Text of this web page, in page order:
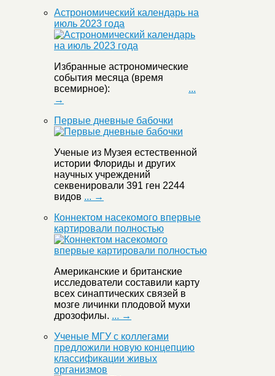
Астрономический календарь на
июль 2023 года
Избранные астрономические
события месяца (время
всемирное): ...
→
Первые дневные бабочки
Ученые из Музея естественной
истории Флориды и других
научных учреждений
секвенировали 391 ген 2244
видов ... →
Коннектом насекомого впервые
картировали полностью
Американские и британские
исследователи составили карту
всех синаптических связей в
мозге личинки плодовой мухи
дрозофилы. ... →
Ученые МГУ с коллегами
предложили новую концепцию
классификации живых
организмов